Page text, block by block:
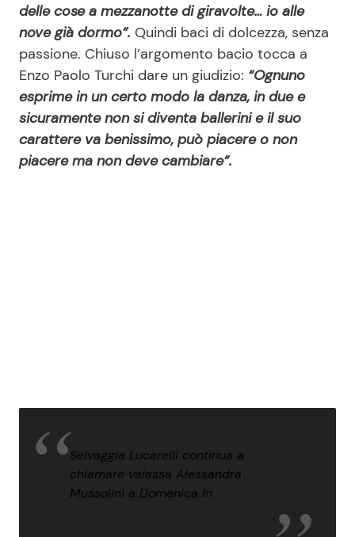
delle cose a mezzanotte di giravolte… io alle
nove già dormo”. Quindi baci di dolcezza, senza
passione. Chiuso l’argomento bacio tocca a
Enzo Paolo Turchi dare un giudizio: “Ognuno
esprime in un certo modo la danza, in due e
sicuramente non si diventa ballerini e il suo
carattere va benissimo, può piacere o non
piacere ma non deve cambiare”.
Selvaggia Lucarelli continua a
chiamare vaiassa Alessandra
Mussolini a Domenica In